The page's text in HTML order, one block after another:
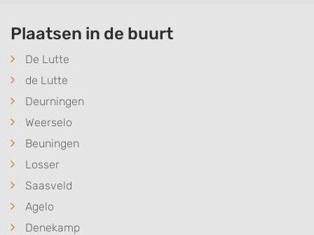
Plaatsen in de buurt
De Lutte
de Lutte
Deurningen
Weerselo
Beuningen
Losser
Saasveld
Agelo
Denekamp